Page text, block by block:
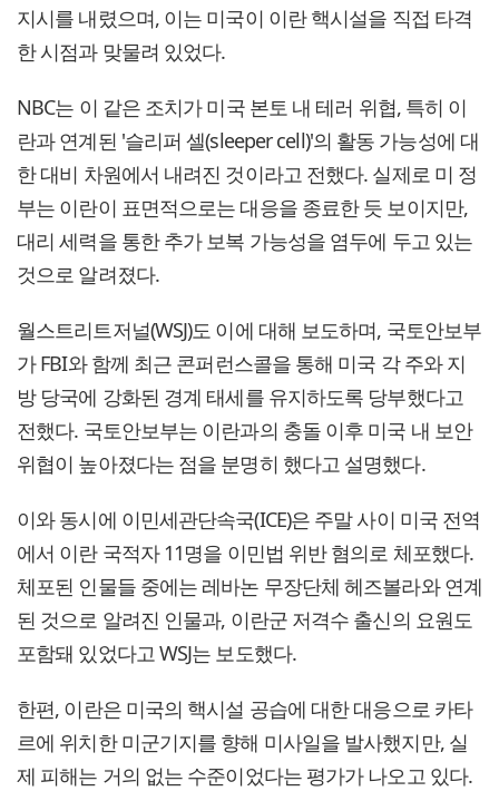
지시를 내렸으며, 이는 미국이 이란 핵시설을 직접 타격
한 시점과 맞물려 있었다.
NBC는 이 같은 조치가 미국 본토 내 테러 위협, 특히 이
란과 연계된 '슬리퍼 셀(sleeper cell)'의 활동 가능성에 대
한 대비 차원에서 내려진 것이라고 전했다. 실제로 미 정
부는 이란이 표면적으로는 대응을 종료한 듯 보이지만,
대리 세력을 통한 추가 보복 가능성을 염두에 두고 있는
것으로 알려졌다.
월스트리트저널(WSJ)도 이에 대해 보도하며, 국토안보부
가 FBI와 함께 최근 콘퍼런스콜을 통해 미국 각 주와 지
방 당국에 강화된 경계 태세를 유지하도록 당부했다고
전했다. 국토안보부는 이란과의 충돌 이후 미국 내 보안
위협이 높아졌다는 점을 분명히 했다고 설명했다.
이와 동시에 이민세관단속국(ICE)은 주말 사이 미국 전역
에서 이란 국적자 11명을 이민법 위반 혐의로 체포했다.
체포된 인물들 중에는 레바논 무장단체 헤즈볼라와 연계
된 것으로 알려진 인물과, 이란군 저격수 출신의 요원도
포함돼 있었다고 WSJ는 보도했다.
한편, 이란은 미국의 핵시설 공습에 대한 대응으로 카타
르에 위치한 미군기지를 향해 미사일을 발사했지만, 실
제 피해는 거의 없는 수준이었다는 평가가 나오고 있다.